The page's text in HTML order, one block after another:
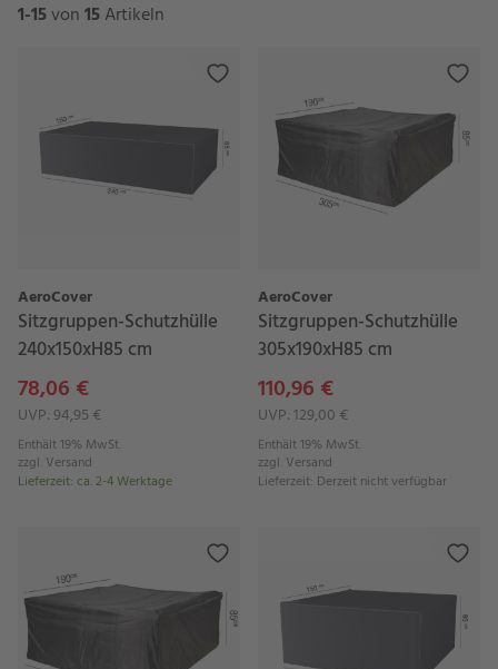
1-15von15Artikeln
AeroCover
Sitzgruppen-Schutzhülle
240x150xH85 cm
78,06 €
UVP: 94,95 €
Enthält 19% MwSt.
zzgl. Versand
Lieferzeit: ca. 2-4 Werktage
AeroCover
Sitzgruppen-Schutzhülle
305x190xH85 cm
110,96 €
UVP: 129,00 €
Enthält 19% MwSt.
zzgl. Versand
Lieferzeit: Derzeit nicht verfügbar